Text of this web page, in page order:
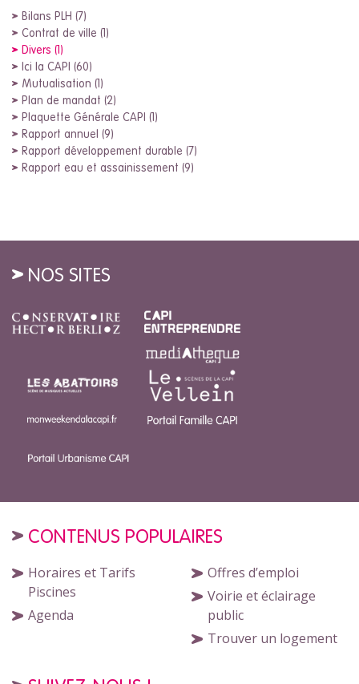
Bilans PLH (7)
Contrat de ville (1)
Divers (1)
Ici la CAPI (60)
Mutualisation (1)
Plan de mandat (2)
Plaquette Générale CAPI (1)
Rapport annuel (9)
Rapport développement durable (7)
Rapport eau et assainissement (9)
NOS SITES
CONTENUS POPULAIRES
Horaires et Tarifs
Piscines
Agenda
Offres d’emploi
Voirie et éclairage
public
Trouver un logement